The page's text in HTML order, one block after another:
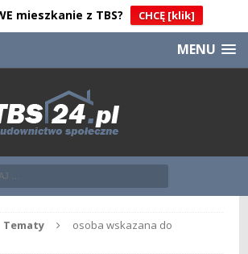
mieszkanie z TBS? CHCĘ [klik]
MENU
Tematy
osoba wskazana do